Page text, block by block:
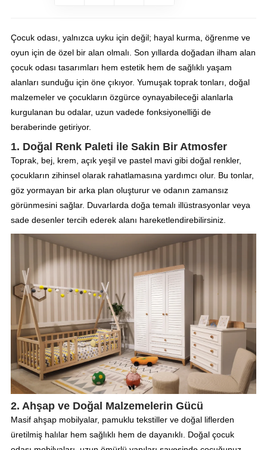
Çocuk odası, yalnızca uyku için değil; hayal kurma, öğrenme ve
oyun için de özel bir alan olmalı. Son yıllarda doğadan ilham alan
çocuk odası tasarımları hem estetik hem de sağlıklı yaşam
alanları sunduğu için öne çıkıyor. Yumuşak toprak tonları, doğal
malzemeler ve çocukların özgürce oynayabileceği alanlarla
kurgulanan bu odalar, uzun vadede fonksiyonelliği de
beraberinde getiriyor.
1. Doğal Renk Paleti ile Sakin Bir Atmosfer
Toprak, bej, krem, açık yeşil ve pastel mavi gibi doğal renkler,
çocukların zihinsel olarak rahatlamasına yardımcı olur. Bu tonlar,
göz yormayan bir arka plan oluşturur ve odanın zamansız
görünmesini sağlar. Duvarlarda doğa temalı illüstrasyonlar veya
sade desenler tercih ederek alanı hareketlendirebilirsiniz.
2. Ahşap ve Doğal Malzemelerin Gücü
Masif ahşap mobilyalar, pamuklu tekstiller ve doğal liflerden
üretilmiş halılar hem sağlıklı hem de dayanıklı. Doğal çocuk